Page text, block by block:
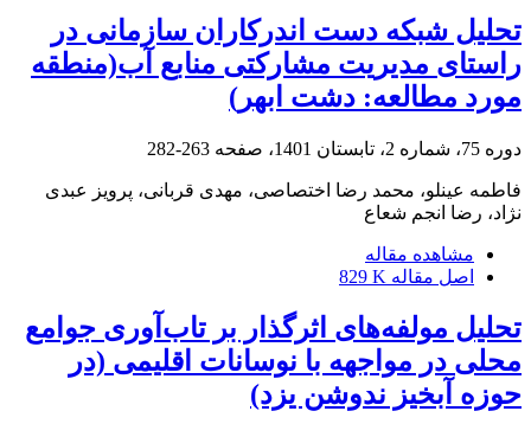
تحلیل شبکه دست اندرکاران سازمانی در
راستای مدیریت مشارکتی منابع آب(منطقه
مورد مطالعه: دشت ابهر)
دوره 75، شماره 2، تابستان 1401، صفحه 263-282
فاطمه عینلو، محمد رضا اختصاصی، مهدی قربانی، پرویز عبدی
نژاد، رضا انجم شعاع
مشاهده مقاله
اصل مقاله 829 K
تحلیل مولفه‌های اثرگذار بر تاب‌آوری جوامع
محلی در مواجهه با نوسانات اقلیمی (در
حوزه آبخیز ندوشن یزد)